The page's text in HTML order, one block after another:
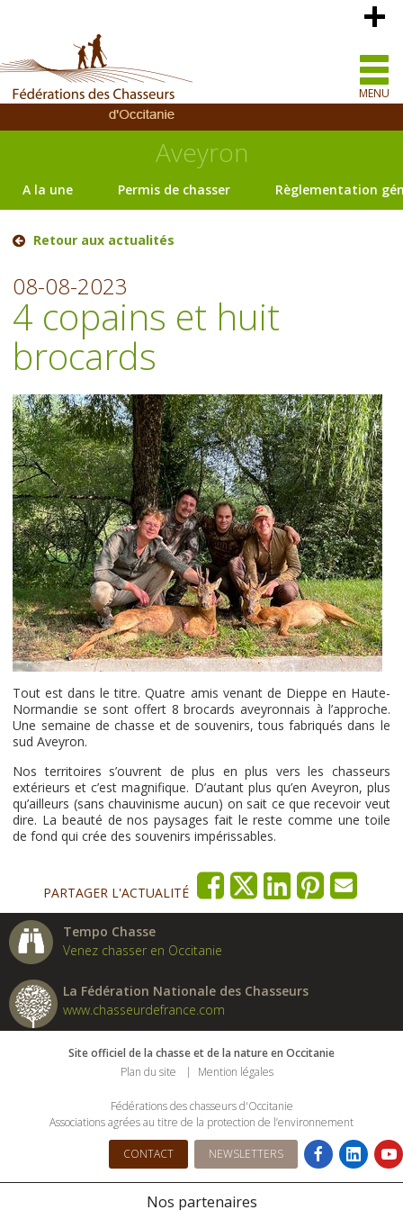
MENU
Aveyron
A la une Permis de chasser Règlementation
Retour aux actualités
08-08-2023
4 copains et huit
brocards
Tout est dans le titre. Quatre amis venant de Dieppe en Haute-
Normandie se sont offert 8 brocards aveyronnais à l’approche.
Une semaine de chasse et de souvenirs, tous fabriqués dans le
sud Aveyron.
Nos territoires s’ouvrent de plus en plus vers les chasseurs
extérieurs et c’est magnifique. D’autant plus qu’en Aveyron, plus
qu’ailleurs (sans chauvinisme aucun) on sait ce que recevoir veut
dire. La beauté de nos paysages fait le reste comme une toile
de fond qui crée des souvenirs impérissables.
PARTAGER L'ACTUALITÉ
Tempo Chasse
Venez chasser en Occitanie
La Fédération Nationale des Chasseurs
www.chasseurdefrance.com
Site officiel de la chasse et de la nature en Occitanie
Plan du site
Mention légales
Fédérations des chasseurs d'Occitanie
Associations agrées au titre de la protection de l’environnement
CONTACT NEWSLETTERS
Nos partenaires